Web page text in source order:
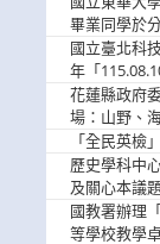
畢業同學於
國立臺北科
年「
歡迎學生踴
花蓮縣政府
場：山野、
參加
「全民英檢
歷史學科中
及關心本議
國教署辦理
等學校教學